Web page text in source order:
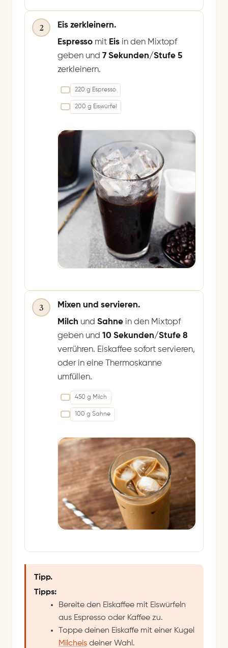
2
Eis zerkleinern.
Espresso mit Eis in den Mixtopf
geben und 7 Sekunden/Stufe 5
zerkleinern.
220 g Espresso
200 g Eiswürfel
3
Mixen und servieren.
Milch und Sahne in den Mixtopf
geben und 10 Sekunden/Stufe 8
verrühren. Eiskaffee sofort servieren,
oder in eine Thermoskanne
umfüllen.
450 g Milch
100 g Sahne
Tipp.
Tipps:
Bereite den Eiskaffee mit Eiswürfeln
aus Espresso oder Kaffee zu.
Toppe deinen Eiskaffe mit einer Kugel
Milcheis deiner Wahl.